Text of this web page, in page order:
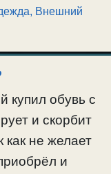
Внешний
купил обувь с
и скорбит
как не желает
и